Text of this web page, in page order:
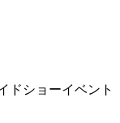
ドショーイベント